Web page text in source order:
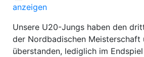
anzeigen
Unsere U20-Jungs haben den
der Nordbadischen Meisterschaft
überstanden, lediglich im